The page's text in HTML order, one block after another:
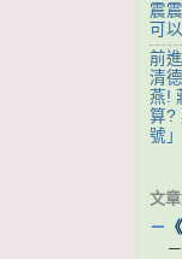
震
可
前
清
燕!
算?
號
文
－
－